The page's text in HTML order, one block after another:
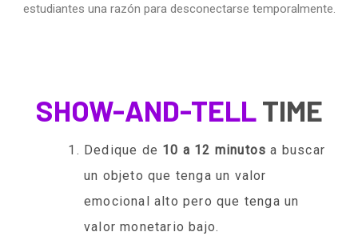
estudiantes una razón para desconectarse temporalmente.
SHOW-AND-TELLTIME
Dedique de 10 a 12 minutos a buscar
un objeto que tenga un valor
emocional alto pero que tenga un
valor monetario bajo.